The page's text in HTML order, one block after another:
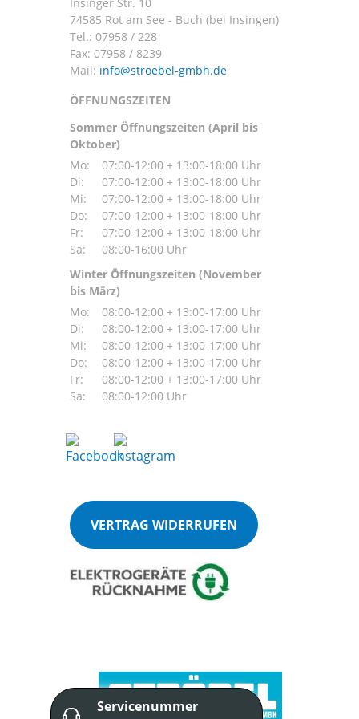
74585 Rot am See - Buch (bei Insingen)
Tel.: 07958 / 228
Fax: 07958 / 8239
Mail:
ÖFFNUNGSZEITEN
Sommer Öffnungszeiten (April bis
Oktober)
Mo:
07:00-12:00 + 13:00-18:00 Uhr
Di:
07:00-12:00 + 13:00-18:00 Uhr
Mi:
07:00-12:00 + 13:00-18:00 Uhr
Do:
07:00-12:00 + 13:00-18:00 Uhr
Fr:
07:00-12:00 + 13:00-18:00 Uhr
Sa:
08:00-16:00 Uhr
Winter Öffnungszeiten (November
bis März)
Mo:
08:00-12:00 + 13:00-17:00 Uhr
Di:
08:00-12:00 + 13:00-17:00 Uhr
Mi:
08:00-12:00 + 13:00-17:00 Uhr
Do:
08:00-12:00 + 13:00-17:00 Uhr
Fr:
08:00-12:00 + 13:00-17:00 Uhr
Sa:
08:00-12:00 Uhr
VERTRAG WIDERRUFEN
Servicenummer